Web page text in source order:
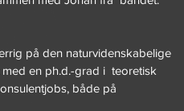
på den naturvidenskabelige
en ph.d.-grad i  teoretisk
både på